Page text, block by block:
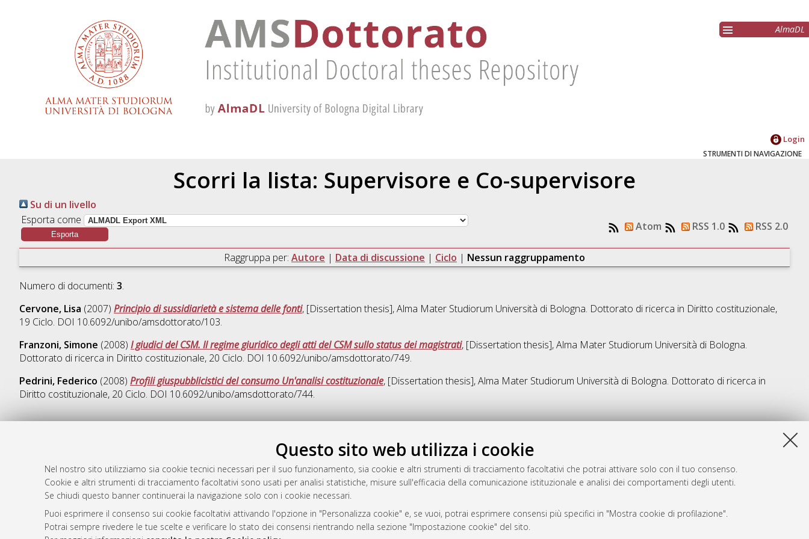
Questo sito web utilizza i cookie
Nel nostro sito utilizziamo sia cookie tecnici necessari per il suo funzionamento, sia cookie e altri strumenti di tracciamento facoltativi che potrai attivare solo con il tuo consenso.
Cookie e altri strumenti di tracciamento facoltativi sono usati per analisi statistiche, misure sull'efficacia della comunicazione istituzionale e analisi dei comportamenti degli utenti.
Se chiudi questo banner continuerai la navigazione solo con i cookie necessari.
Puoi esprimere il consenso sui cookie facoltativi attivando l'opzione in "Personalizza cookie" e, se vuoi, potrai esprimere consensi più specifici in "Mostra cookie di profilazione".
Potrai sempre rivedere le tue scelte e verificare lo stato dei consensi rientrando nella sezione "Impostazione cookie" del sito.
AlmaDL
Login
STRUMENTI DI NAVIGAZIONE
Scorri la lista: Supervisore e Co-supervisore
Su di un livello
Esporta come
Atom RSS 1.0 RSS 2.0
Raggruppa per: Autore | Data di discussione | Ciclo | Nessun raggruppamento
Numero di documenti: 3.
Cervone, Lisa (2007) Principio di sussidiarietà e sistema delle fonti, [Dissertation thesis], Alma Mater Studiorum Università di Bologna. Dottorato di ricerca in Diritto costituzionale,
19 Ciclo. DOI 10.6092/unibo/amsdottorato/103.
Franzoni, Simone (2008) I giudici del CSM. Il regime giuridico degli atti del CSM sullo status dei magistrati, [Dissertation thesis], Alma Mater Studiorum Università di Bologna.
Dottorato di ricerca in Diritto costituzionale, 20 Ciclo. DOI 10.6092/unibo/amsdottorato/749.
Pedrini, Federico (2008) Profili giuspubblicistici del consumo Un'analisi costituzionale, [Dissertation thesis], Alma Mater Studiorum Università di Bologna. Dottorato di ricerca in
Diritto costituzionale, 20 Ciclo. DOI 10.6092/unibo/amsdottorato/744.
Questa lista e' stata generata ilThu Aug 6 20:43:21 2026 CEST.
Rss 1.0
Rss 2.0
AMS Dottorato
ISSN: 2038-7946
Servizio implementato e gestito daAlmaDL
Impostazioni Cookie
Informativa sulla privacy
Condizioni d’uso del sito